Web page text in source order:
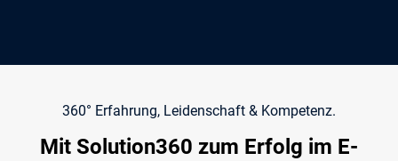
360° Erfahrung, Leidenschaft & Kompetenz.
Mit Solution360 zum Erfolg im E-